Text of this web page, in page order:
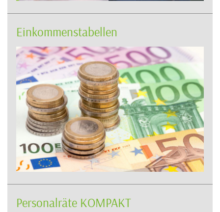
Einkommenstabellen
Personalräte KOMPAKT